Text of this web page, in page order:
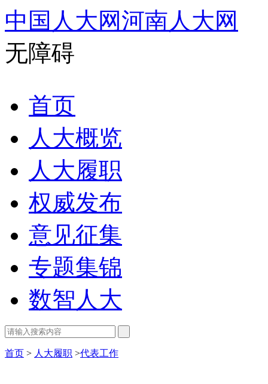
中国人大网河南人大网
无障碍
首页
人大概览
人大履职
权威发布
意见征集
专题集锦
数智人大
首页 > 人大履职 >代表工作